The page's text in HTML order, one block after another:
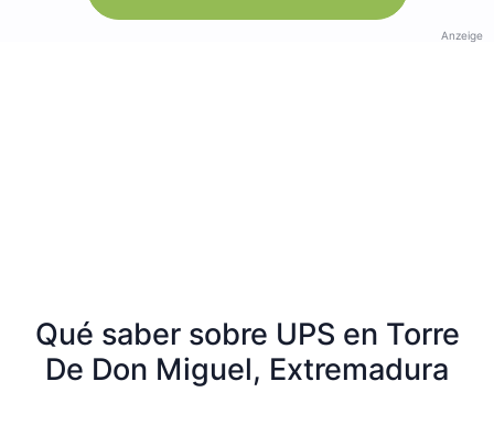
Anzeige
Qué saber sobre UPS en Torre
De Don Miguel, Extremadura